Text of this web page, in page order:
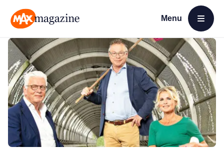
Menu
Open menu